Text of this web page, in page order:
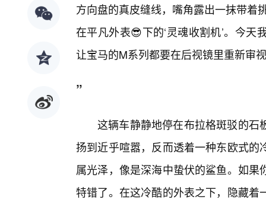
方向盘的真皮缝线，嘴角露出一抹带着
在平凡外表😎下的‘灵魂收割机’。今
让宝马的M系列都要在后视镜里重新审
”
这辆车静静地停在布拉格斑驳的石
扬到近乎喧嚣，反而透着一种东欧式
属光泽，像是深海中蛰伏的鲨鱼。如
特错了。在这冷酷的外表之下，隐藏